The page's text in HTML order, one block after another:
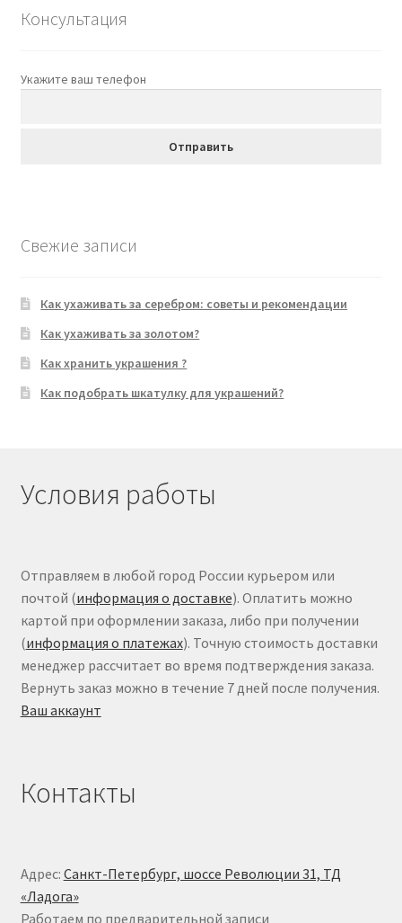
Консультация
Укажите ваш телефон
Свежие записи
Как ухаживать за серебром: советы и рекомендации
Как ухаживать за золотом?
Как хранить украшения ?
Как подобрать шкатулку для украшений?
Условия работы
Отправляем в любой город России курьером или
почтой (информация о доставке). Оплатить можно
картой при оформлении заказа, либо при получении
(информация о платежах). Точную стоимость доставки
менеджер рассчитает во время подтверждения заказа.
Вернуть заказ можно в течение 7 дней после получения.
Ваш аккаунт
Контакты
Адрес: Санкт-Петербург, шоссе Революции 31, ТД
«Ладога»
Работаем по предварительной записи